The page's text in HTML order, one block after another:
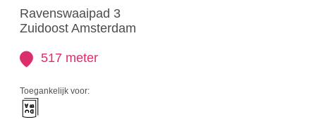
Ravenswaaipad 3
Zuidoost Amsterdam
517 meter
Toegankelijk voor: